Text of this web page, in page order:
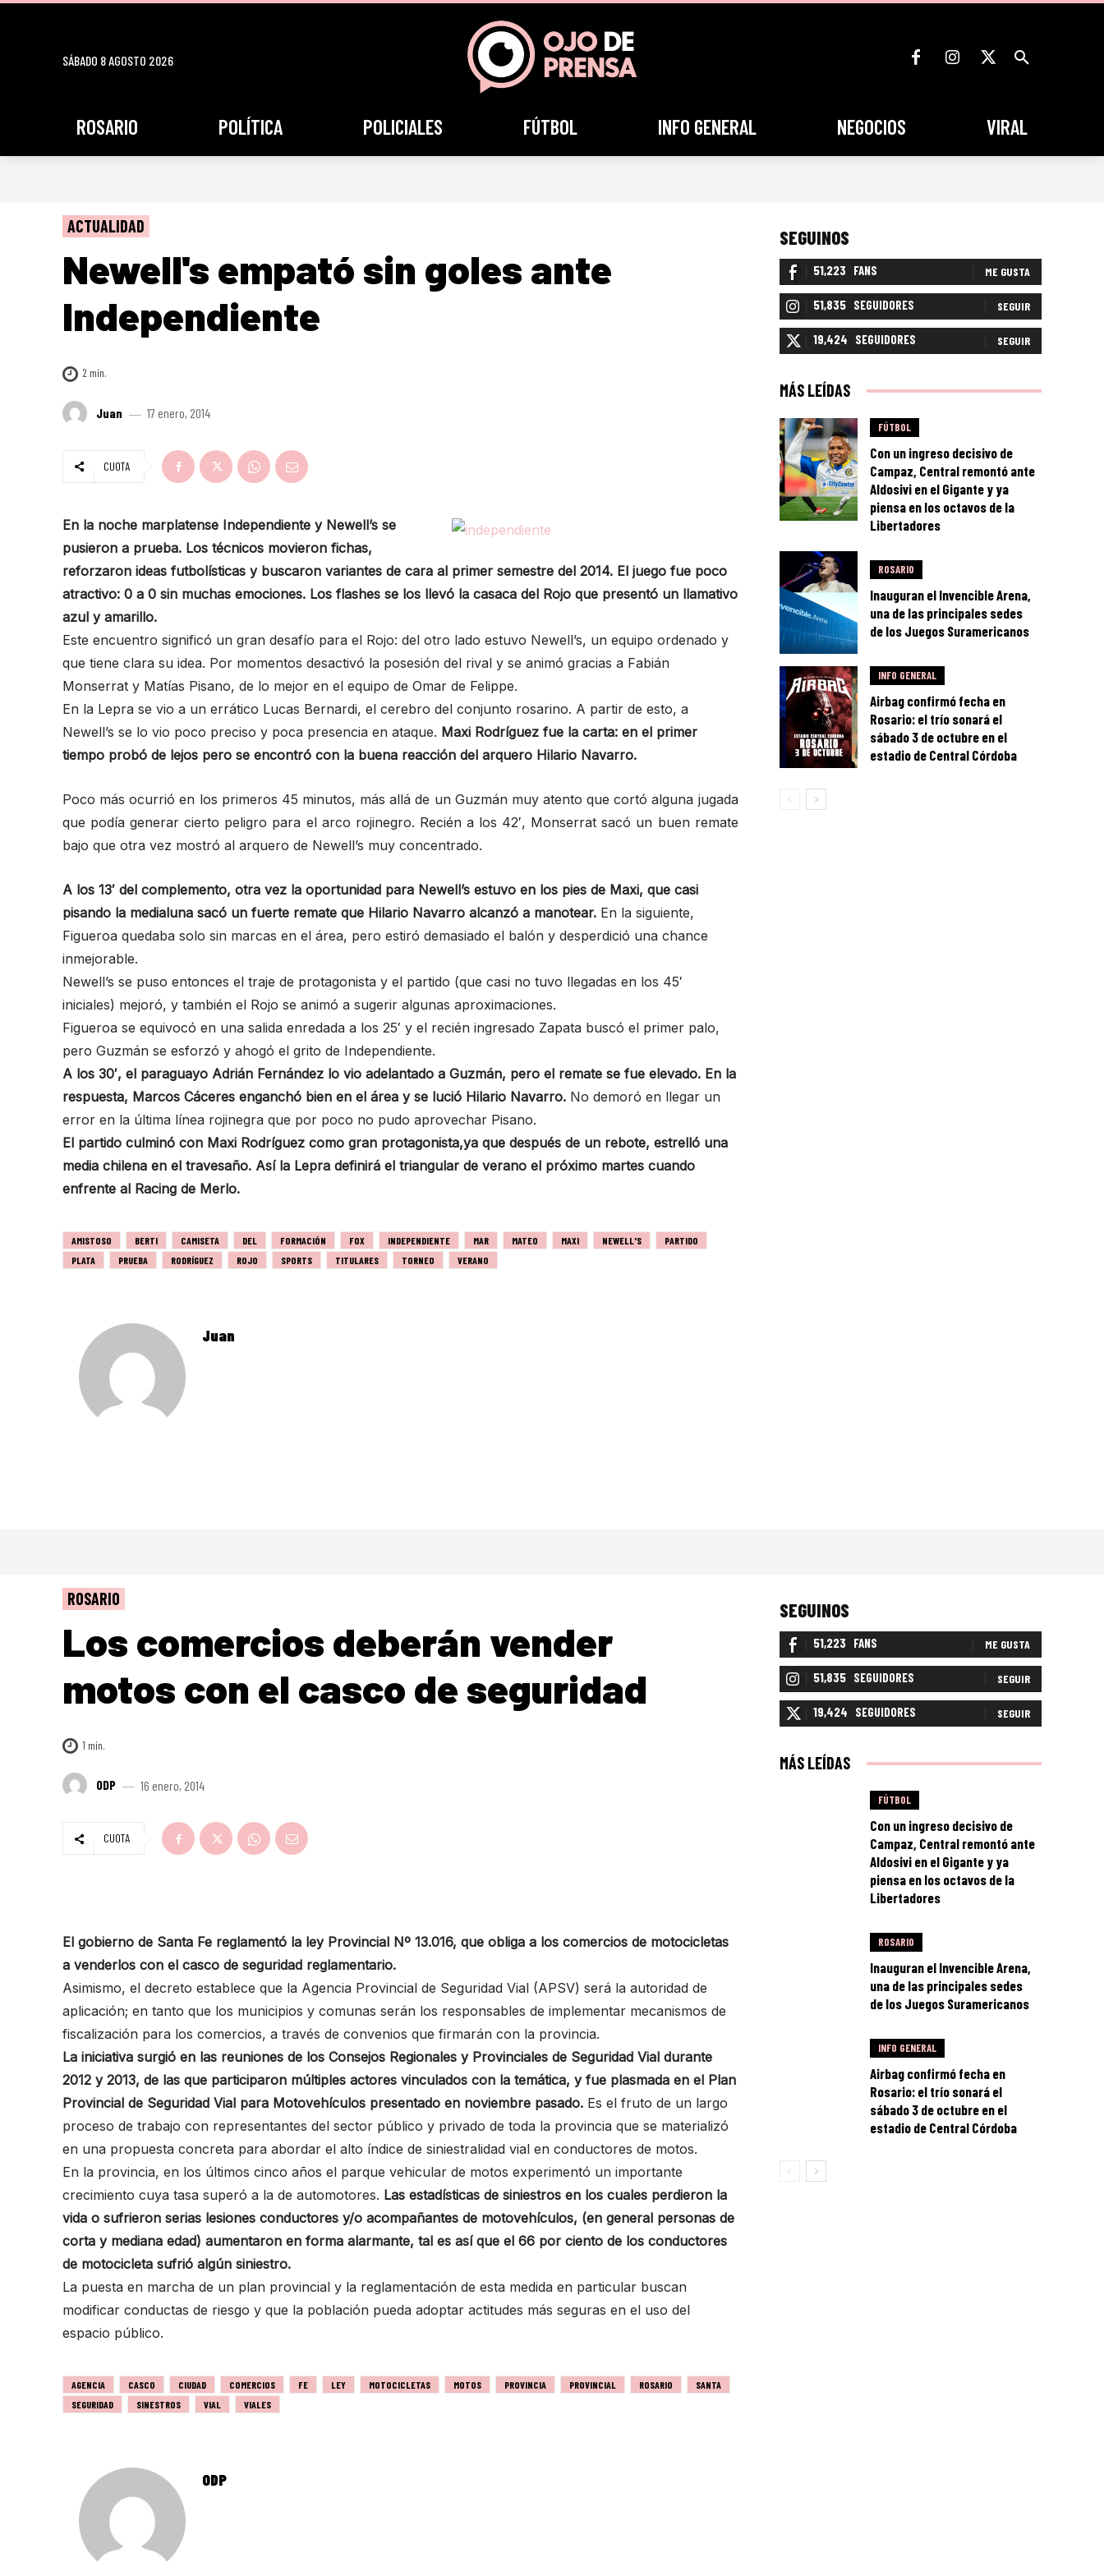
SÁBADO 8 AGOSTO 2026
ROSARIO POLÍTICA POLICIALES FÚTBOL INFO GENERAL NEGOCIOS VIRAL
ACTUALIDAD
Newell's empató sin goles ante
Independiente
2 min.
Juan 17 enero, 2014
CUOTA
En la noche marplatense Independiente y Newell’s se
pusieron a prueba. Los técnicos movieron fichas,
reforzaron ideas futbolísticas y buscaron variantes de cara al primer semestre del 2014. El juego fue poco
atractivo: 0 a 0 sin muchas emociones. Los flashes se los llevó la casaca del Rojo que presentó un llamativo
azul y amarillo.
Este encuentro significó un gran desafío para el Rojo: del otro lado estuvo Newell’s, un equipo ordenado y
que tiene clara su idea. Por momentos desactivó la posesión del rival y se animó gracias a Fabián
Monserrat y Matías Pisano, de lo mejor en el equipo de Omar de Felippe.
En la Lepra se vio a un errático Lucas Bernardi, el cerebro del conjunto rosarino. A partir de esto, a
Newell’s se lo vio poco preciso y poca presencia en ataque. Maxi Rodríguez fue la carta: en el primer
tiempo probó de lejos pero se encontró con la buena reacción del arquero Hilario Navarro.
Poco más ocurrió en los primeros 45 minutos, más allá de un Guzmán muy atento que cortó alguna jugada
que podía generar cierto peligro para el arco rojinegro. Recién a los 42′, Monserrat sacó un buen remate
bajo que otra vez mostró al arquero de Newell’s muy concentrado.
A los 13′ del complemento, otra vez la oportunidad para Newell’s estuvo en los pies de Maxi, que casi
pisando la medialuna sacó un fuerte remate que Hilario Navarro alcanzó a manotear. En la siguiente,
Figueroa quedaba solo sin marcas en el área, pero estiró demasiado el balón y desperdició una chance
inmejorable.
Newell’s se puso entonces el traje de protagonista y el partido (que casi no tuvo llegadas en los 45′
iniciales) mejoró, y también el Rojo se animó a sugerir algunas aproximaciones.
Figueroa se equivocó en una salida enredada a los 25′ y el recién ingresado Zapata buscó el primer palo,
pero Guzmán se esforzó y ahogó el grito de Independiente.
A los 30′, el paraguayo Adrián Fernández lo vio adelantado a Guzmán, pero el remate se fue elevado. En la
respuesta, Marcos Cáceres enganchó bien en el área y se lució Hilario Navarro. No demoró en llegar un
error en la última línea rojinegra que por poco no pudo aprovechar Pisano.
El partido culminó con Maxi Rodríguez como gran protagonista,ya que después de un rebote, estrelló una
media chilena en el travesaño. Así la Lepra definirá el triangular de verano el próximo martes cuando
enfrente al Racing de Merlo.
AMISTOSO BERTI CAMISETA DEL FORMACIÓN FOX INDEPENDIENTE MAR MATEO MAXI NEWELL'S
PARTIDO
PLATA
PRUEBA RODRÍGUEZ ROJO SPORTS TITULARES TORNEO VERANO
Juan
SEGUINOS
51,223 FANS ME GUSTA
51,835 SEGUIDORES SEGUIR
19,424 SEGUIDORES SEGUIR
MÁS LEÍDAS
FÚTBOL
Con un ingreso decisivo de
Campaz, Central remontó ante
Aldosivi en el Gigante y ya
piensa en los octavos de la
Libertadores
ROSARIO
Inauguran el Invencible Arena,
una de las principales sedes
de los Juegos Suramericanos
INFO GENERAL
Airbag confirmó fecha en
Rosario: el trío sonará el
sábado 3 de octubre en el
estadio de Central Córdoba